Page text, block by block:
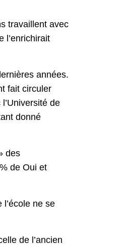
travaillent avec
l’enrichirait
années.
fait circuler
de
donné
des
de Oui et
ne se
de l’ancien